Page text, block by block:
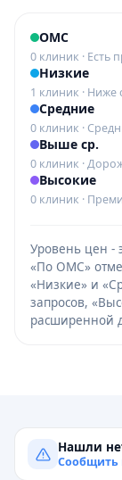
ОМС
0 клиник · Есть
Низкие
1 клиник · Ниже
Средние
0 клиник ·
Выше ср.
0 клиник ·
Высокие
0 клиник ·
Уровень цен -
«По ОМС»
«Низкие» и
запросов,
расширенной
Нашли